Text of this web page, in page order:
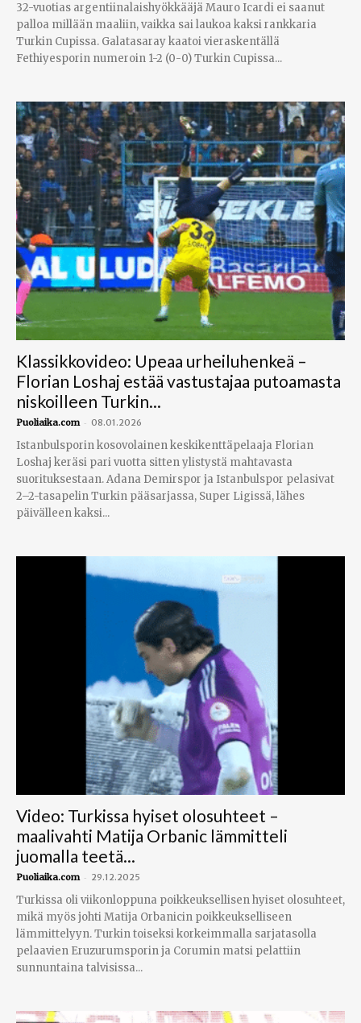
32-vuotias argentiinalaishyökkääjä Mauro Icardi ei saanut
palloa millään maaliin, vaikka sai laukoa kaksi rankkaria
Turkin Cupissa. Galatasaray kaatoi vieraskentällä
Fethiyesporin numeroin 1-2 (0-0) Turkin Cupissa...
Klassikkovideo: Upeaa urheiluhenkeä –
Florian Loshaj estää vastustajaa putoamasta
niskoilleen Turkin...
Puoliaika.com - 08.01.2026
Istanbulsporin kosovolainen keskikenttäpelaaja Florian
Loshaj keräsi pari vuotta sitten ylistystä mahtavasta
suorituksestaan. Adana Demirspor ja Istanbulspor pelasivat
2–2-tasapelin Turkin pääsarjassa, Super Ligissä, lähes
päivälleen kaksi...
Video: Turkissa hyiset olosuhteet –
maalivahti Matija Orbanic lämmitteli
juomalla teetä...
Puoliaika.com - 29.12.2025
Turkissa oli viikonloppuna poikkeuksellisen hyiset olosuhteet,
mikä myös johti Matija Orbanicin poikkeukselliseen
lämmittelyyn. Turkin toiseksi korkeimmalla sarjatasolla
pelaavien Eruzurumsporin ja Corumin matsi pelattiin
sunnuntaina talvisissa...